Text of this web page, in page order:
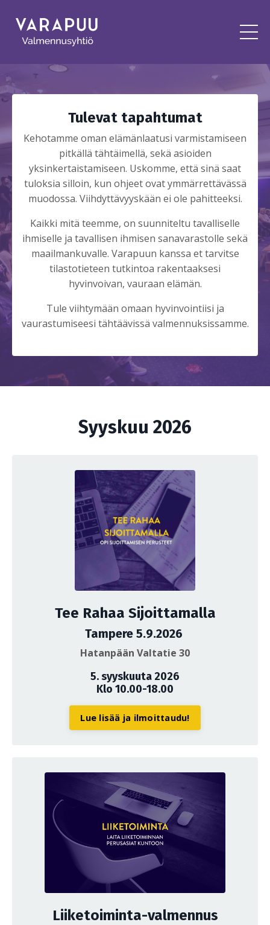
Tulevat tapahtumat
Kehotamme oman elämänlaatusi varmistamiseen
pitkällä tähtäimellä, sekä asioiden
yksinkertaistamiseen. Uskomme, että sinä saat
tuloksia silloin, kun ohjeet ovat ymmärrettävässä
muodossa. Viihdyttävyyskään ei ole pahitteeksi.
Kaikki mitä teemme, on suunniteltu tavalliselle
ihmiselle ja tavallisen ihmisen sanavarastolle sekä
maailmankuvalle. Varapuun kanssa et tarvitse
tilastotieteen tutkintoa rakentaaksesi
hyvinvoivan, vauraan elämän.
Tule viihtymään omaan hyvinvointiisi ja
vaurastumiseesi tähtäävissä valmennuksissamme.
Syyskuu 2026
Tee Rahaa Sijoittamalla
Tampere 5.9.2026
Hatanpään Valtatie 30
5. syyskuuta 2026
Klo 10.00-18.00
Lue lisää ja ilmoittaudu!
Liiketoiminta-valmennus